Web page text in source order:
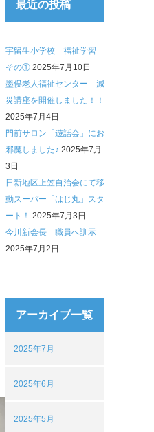
最近の投稿
宇留生小学校 福祉学習
その① 2025年7月10日
墨俣老人福祉センター 減
災講座を開催しました！！
2025年7月4日
門前サロン「遊話会」にお
邪魔しました♪ 2025年7月
3日
日新地区上笠自治会にて移
動スーパー「はじ丸」スタ
ート！ 2025年7月3日
今川新会長 職員へ訓示
2025年7月2日
アーカイブ一覧
2025年7月
2025年6月
2025年5月